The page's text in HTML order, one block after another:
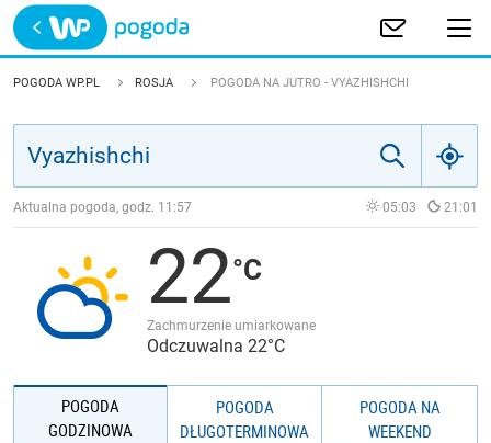
Trwa ładowanie
POLSKA
JAKOŚĆ POWIETRZA
POGODA WP.PL ROSJA POGODA NA JUTRO - VYAZHISHCHI
Aktualna pogoda, godz. 11:57 05:03 21:01
22
Zachmurzenie umiarkowane
Odczuwalna 22°C
POGODA
GODZINOWA
POGODA
DŁUGOTERMINOWA
POGODA NA
WEEKEND